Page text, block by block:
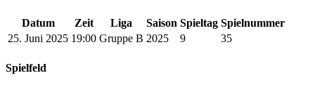
Datum Zeit Liga Saison Spieltag Spielnummer
25. Juni 2025 19:00 Gruppe B 2025 9 35
Spielfeld